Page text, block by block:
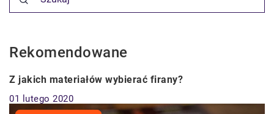
Rekomendowane
MIESZKANIE
Z jakich materiałów wybierać firany?
01 lutego 2020